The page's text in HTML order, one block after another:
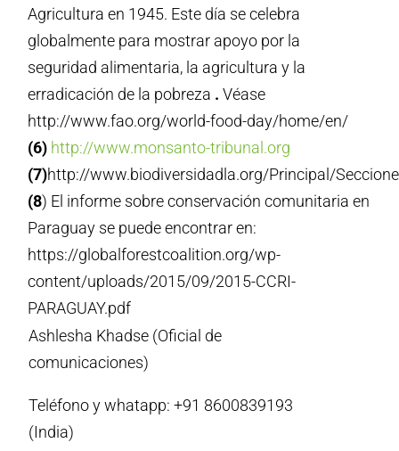
Agricultura en 1945. Este día se celebra
globalmente para mostrar apoyo por la
seguridad alimentaria, la agricultura y la
erradicación de la pobreza . Véase
http://www.fao.org/world-food-day/home/en/
(6) http://www.monsanto-tribunal.org
(7)http://www.biodiversidadla.org/Principal/
(8) El informe sobre conservación comunitaria en
Paraguay se puede encontrar en:
https://globalforestcoalition.org/wp-
content/uploads/2015/09/2015-CCRI-
PARAGUAY.pdf
Ashlesha Khadse (Oficial de
comunicaciones)
Teléfono y whatapp: +91 8600839193
(India)